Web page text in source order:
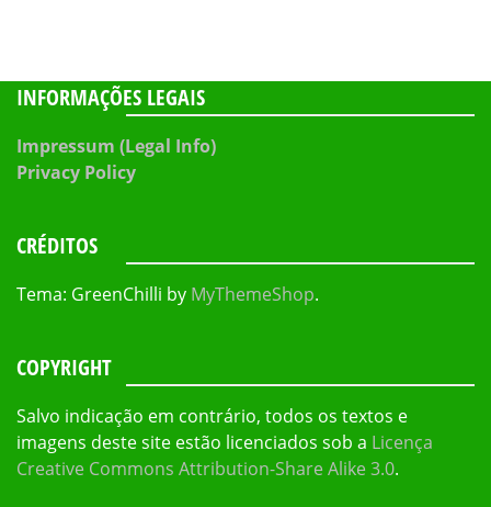
INFORMAÇÕES LEGAIS
Impressum (Legal Info)
Privacy Policy
CRÉDITOS
Tema: GreenChilli by MyThemeShop.
COPYRIGHT
Salvo indicação em contrário, todos os textos e
imagens deste site estão licenciados sob a Licença
Creative Commons Attribution-Share Alike 3.0.